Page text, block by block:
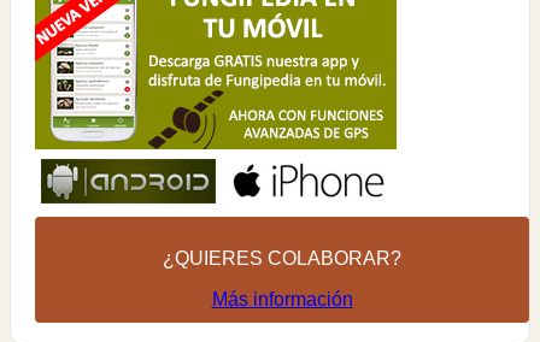
¿QUIERES COLABORAR?
Más información